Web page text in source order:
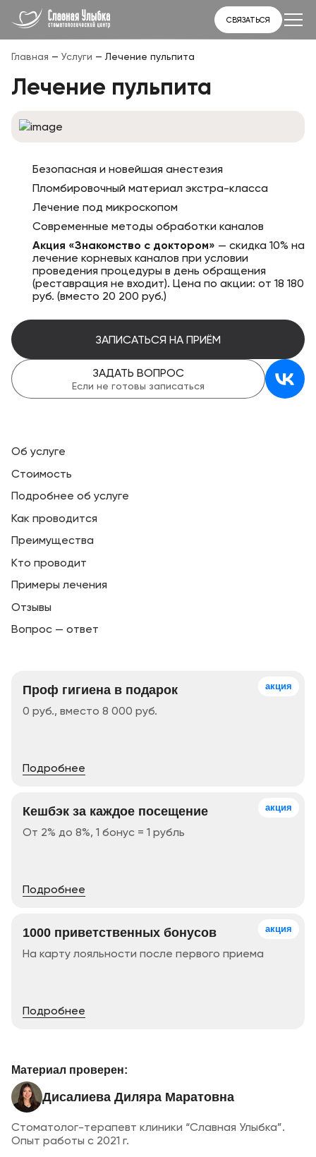
СВЯЗАТЬСЯ
Главная — Услуги — Лечение пульпита
Лечение пульпита
Безопасная и новейшая анестезия
Пломбировочный материал экстра-класса
Лечение под микроскопом
Современные методы обработки каналов
Акция «Знакомство с доктором» — скидка 10% на
лечение корневых каналов при условии
проведения процедуры в день обращения
(реставрация не входит). Цена по акции: от 18 180
руб. (вместо 20 200 руб.)
ЗАПИСАТЬСЯ НА ПРИЁМ
ЗАДАТЬ ВОПРОС
Если не готовы записаться
акция
Проф гигиена в подарок
0 руб., вместо 8 000 руб.
Подробнее
акция
Кешбэк за каждое посещение
От 2% до 8%, 1 бонус = 1 рубль
Подробнее
акция
1000 приветственных бонусов
На карту лояльности после первого приема
Подробнее
Материал проверен:
Дисалиева Диляра Маратовна
Стоматолог-терапевт клиники “Славная Улыбка”.
Опыт работы с 2021 г.
Об услуге
Стоимость
Подробнее об услуге
Как проводится
Преимущества
Кто проводит
Примеры лечения
Отзывы
Вопрос — ответ